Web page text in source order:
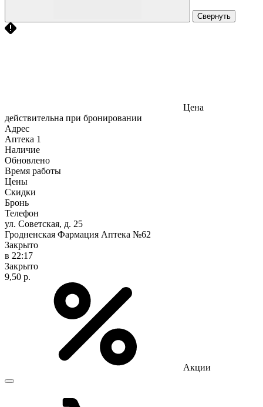
Свернуть
Цена
действительна при бронировании
Адрес
Аптека 1
Наличие
Обновлено
Время работы
Цены
Скидки
Бронь
Телефон
ул. Советская, д. 25
Гродненская Фармация Аптека №62
Закрыто
в 22:17
Закрыто
9,50 р.
Акции